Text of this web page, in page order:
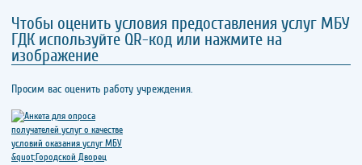
Чтобы оценить условия предоставления услуг МБУ
ГДК используйте QR-код или нажмите на
изображение
Просим вас оценить работу учреждения.